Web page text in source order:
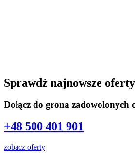
Sprawdź najnowsze
Dołącz do grona zadowolonych
+48 500 401 901
zobacz oferty